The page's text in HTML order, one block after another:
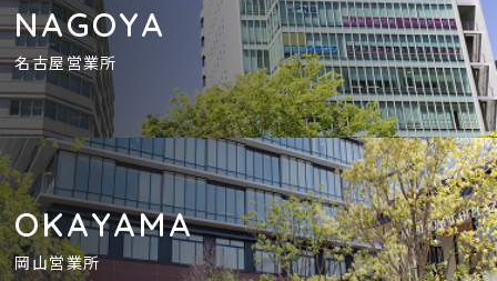
NAGOYA
名古屋営業所
OKAYAMA
岡山営業所